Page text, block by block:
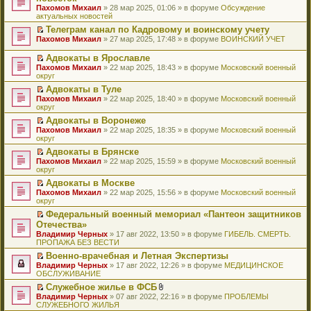
ю
щ
е
н
и
ю
о
о
б
щ
е
н
и
ю
о
м
у
с
о
б
щ
е
н
и
ю
а
н
н
м
у
с
о
о
б
щ
е
н
и
ю
о
ч
и
а
н
н
о
м
у
с
о
о
б
щ
е
н
и
ю
н
е
п
о
и
т
а
н
н
о
м
у
с
о
о
б
щ
е
н
и
ю
в
о
м
у
н
п
р
о
ч
и
т
а
н
н
о
м
у
с
о
о
б
щ
е
н
и
ю
п
е
р
о
м
у
н
е
п
р
о
ч
и
т
а
н
н
о
м
у
с
о
о
б
щ
е
н
и
ю
е
р
е
й
т
к
п
е
р
в
о
м
у
н
е
п
р
о
ч
и
т
а
н
н
о
м
у
с
о
о
б
щ
е
н
и
ю
Пахомов Михаил » 28 мар 2025, 01:06 » в форуме Обсуждение
актуальных новостей
П
р
е
й
т
и
к
п
е
р
в
о
м
у
н
е
п
р
о
ч
и
а
н
н
о
м
у
с
о
о
б
Телеграм канал по Кадровому и воинскому учету
Пахомов Михаил » 27 мар 2025, 17:48 » в форуме ВОИНСКИЙ УЧЕТ
П
е
р
е
й
т
и
к
п
е
р
в
о
м
у
н
е
п
р
о
ч
и
т
а
н
н
о
м
у
с
Адвокаты в Ярославле
Пахомов Михаил » 22 мар 2025, 18:43 » в форуме Московский военный
округ
П
е
р
е
й
т
и
к
п
е
р
в
о
м
у
н
е
п
р
о
ч
и
т
а
н
н
Адвокаты в Туле
Пахомов Михаил » 22 мар 2025, 18:40 » в форуме Московский военный
округ
П
е
р
е
й
т
и
к
п
е
р
в
о
м
у
н
е
п
р
о
ч
и
Адвокаты в Воронеже
Пахомов Михаил » 22 мар 2025, 18:35 » в форуме Московский военный
округ
П
е
р
е
й
т
и
к
п
е
р
в
о
м
у
н
е
п
р
Адвокаты в Брянске
Пахомов Михаил » 22 мар 2025, 15:59 » в форуме Московский военный
округ
П
е
р
е
й
т
и
к
п
е
р
в
о
м
у
Адвокаты в Москве
Пахомов Михаил » 22 мар 2025, 15:56 » в форуме Московский военный
округ
П
е
р
е
й
т
и
к
п
е
р
Федеральный военный мемориал «Пантеон защитников
Отечества»
Владимир Черных » 17 авг 2022, 13:50 » в форуме ГИБЕЛЬ. СМЕРТЬ.
ПРОПАЖА БЕЗ ВЕСТИ
П
е
р
е
й
т
Военно-врачебная и Летная Экспертизы
Владимир Черных » 17 авг 2022, 12:26 » в форуме МЕДИЦИНСКОЕ
ОБСЛУЖИВАНИЕ
П
е
Служебное жилье в ФСБ
В
Владимир Черных » 07 авг 2022, 22:16 » в форуме ПРОБЛЕМЫ
СЛУЖЕБНОГО ЖИЛЬЯ